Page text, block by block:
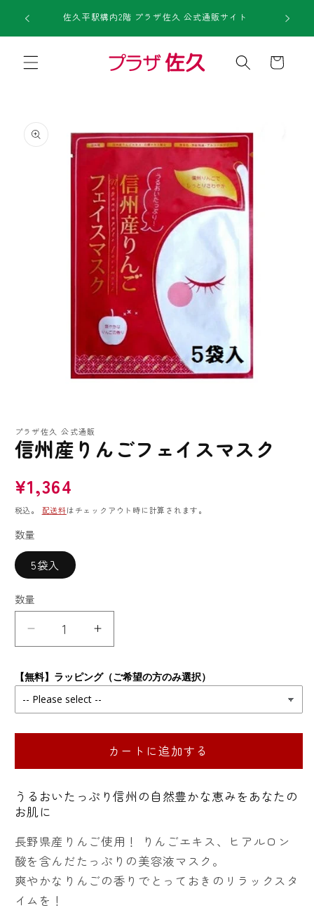
ンツに 佐久平駅構内2階 プラザ佐久 公式通販サイト 1回のご
ー
報にス
キップ
ダ
ル
で
デ
ア
を
く
プラザ佐久 公式通販
信州産りんごフェイスマスク
通
常
価
格
¥1,364
税込。 配送料はチェックアウト時に計算されます。
数量
5袋入
数
数量
産
り
ん
ご
ェ
イ
ス
ス
ク
の
数
信
産
ん
ご
フ
ェ
イ
ス
ク
の
【無料】ラッピング（ご希望の方のみ選択）
カートに追加する
うるおいたっぷり信州の自然豊かな恵みをあなたの
お肌に
長野県産りんご使用！ りんごエキス、ヒアルロン
酸を含んだたっぷりの美容液マスク。
爽やかなりんごの香りでとっておきのリラックスタ
イムを！